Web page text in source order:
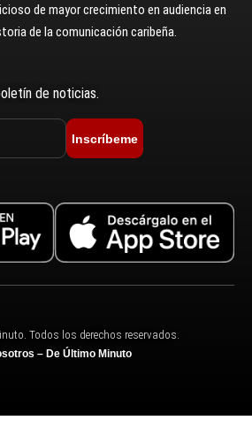
de mayor crecimiento en audiencia en
de la comunicación caribeña.
de noticias.
Inscríbeme
Todos los derechos reservados.
– De Último Minuto